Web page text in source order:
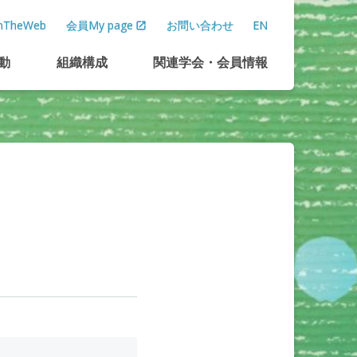
会員My page お問い合わせ EN
組織構成 関連学会 ・会員情報